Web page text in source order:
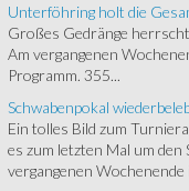
Unterföhring holt die
Großes Gedränge
Am vergangenen
Programm. 355...
Schwabenpokal
Ein tolles Bild zum
es zum letzten Mal um
vergangenen Wochenende